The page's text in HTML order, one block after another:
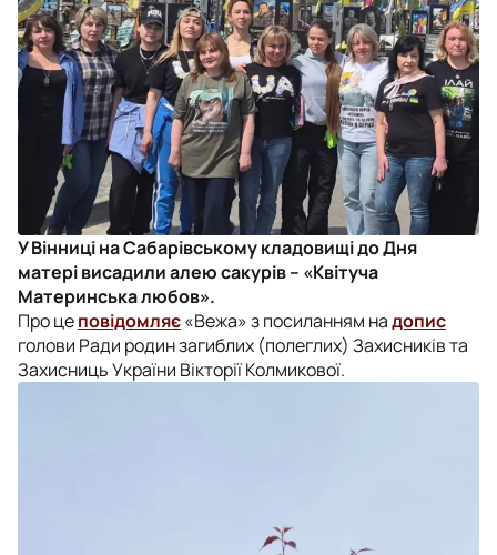
У Вінниці на Сабарівському кладовищі до Дня
матері висадили алею сакурів – «Квітуча
Материнська любов».
Про цеповідомляє«Вежа» з посиланням надопис
голови Ради родин загиблих (полеглих) Захисників та
Захисниць України Вікторії Колмикової.